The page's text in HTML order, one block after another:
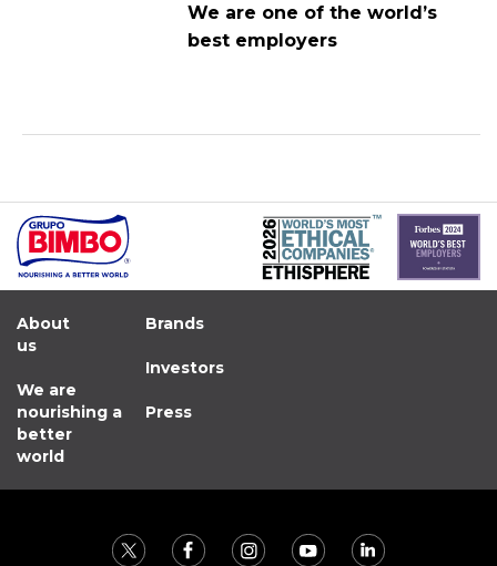
We are one of the world’s
best employers
About
us
We are
nourishing a
better
world
Brands
Investors
Press